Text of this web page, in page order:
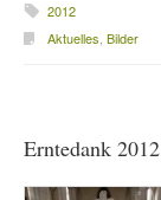
2012
Aktuelles Bilder
Erntedank 2012